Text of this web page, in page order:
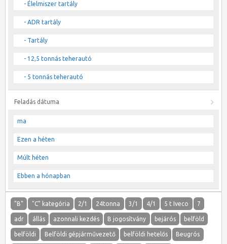
- Élelmiszer tartály
- ADR tartály
- Tartály
- 12,5 tonnás teherautó
- 5 tonnás teherautó
Feladás dátuma
ma
Ezen a héten
Múlt héten
Ebben a hónapban
"B" "C" kategória 2/1 24tonna 3/1 4/1 5 t Iveco 7
adr állás azonnali kezdés B jogosítvány bejárós belföld
belföldi Belföldi gépjárművezető belföldi hetelős Beugrós